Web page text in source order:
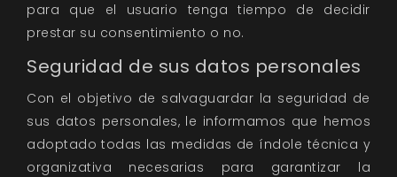
para que el usuario tenga tiempo de decidir
prestar su consentimiento o no.
Seguridad de sus datos personales
Con el objetivo de salvaguardar la seguridad de
sus datos personales, le informamos que hemos
adoptado todas las medidas de índole técnica y
organizativa necesarias para garantizar la